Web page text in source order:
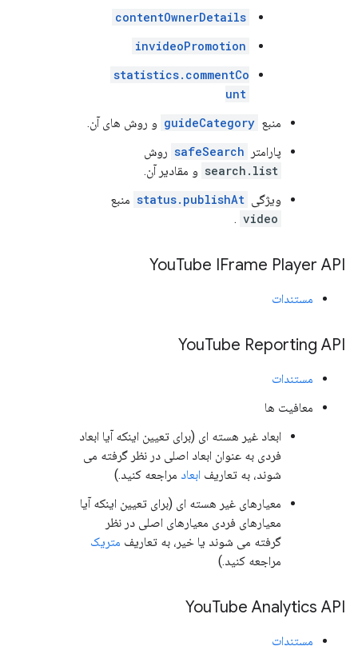
contentOwnerDetails
invideoPromotion
statistics.commentCo
unt
منبع guideCategory و روش های آن.
پارامتر
safeSearch روش
search.list و مقادیر آن.
ویژگی status.publishAt منبع
video
.
YouTube IFrame Player API
مستندات
YouTube Reporting API
مستندات
معافیت ها
ابعاد غیر هسته ای (برای تعیین اینکه آیا ابعاد
فردی به عنوان ابعاد اصلی در نظر گرفته می
شوند، به تعاریف ابعاد مراجعه کنید.)
معیارهای غیر هسته ای (برای تعیین اینکه آیا
معیارهای فردی معیارهای اصلی در نظر
گرفته می شوند یا خیر، به تعاریف متریک
مراجعه کنید.)
YouTube Analytics API
مستندات